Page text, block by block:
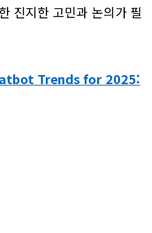
진지한 고민과 논의가 필
Trends for 2025: